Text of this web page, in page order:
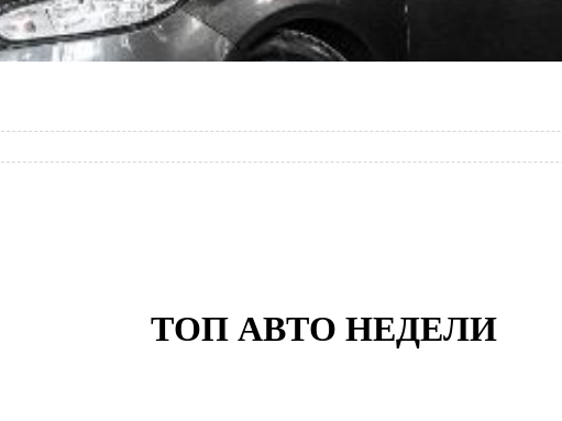
ТОП АВТО НЕДЕЛИ